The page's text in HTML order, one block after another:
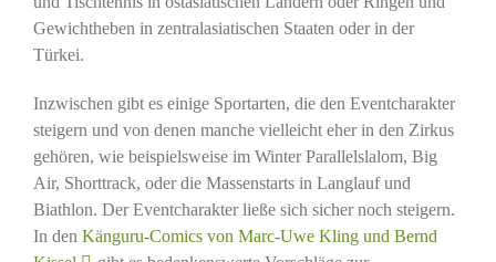
Gewichtheben in zentralasiatischen Staaten oder in der
Türkei.
Inzwischen gibt es einige Sportarten, die den Eventcharakter
steigern und von denen manche vielleicht eher in den Zirkus
gehören, wie beispielsweise im Winter Parallelslalom, Big
Air, Shorttrack, oder die Massenstarts in Langlauf und
Biathlon. Der Eventcharakter ließe sich sicher noch steigern.
In den Känguru-Comics von Marc-Uwe Kling und Bernd